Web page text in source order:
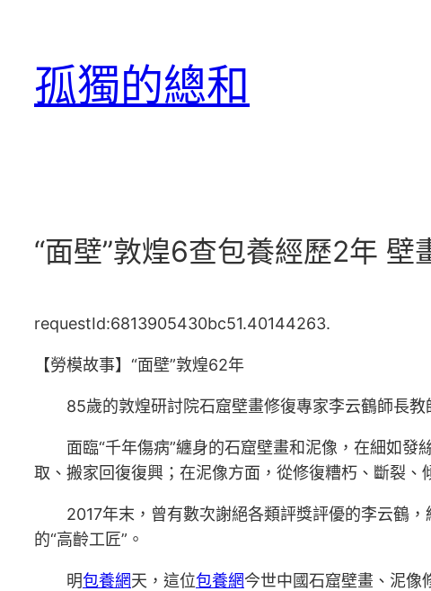
孤獨的總和
“面壁”敦煌6查包養經歷2年
requestId:6813905430bc51.40144263.
【勞模故事】“面壁”敦煌62年
85歲的敦煌研討院石窟壁畫修復專家李云鶴師長教
面臨“千年傷病”纏身的石窟壁畫和泥像，在細如發
取、搬家回復復興；在泥像方面，從修復糟朽、斷裂
2017年末，曾有數次謝絕各類評獎評優的李云鶴，
的“高齡工匠”。
明包養網天，這位包養網今世中國石窟壁畫、泥像